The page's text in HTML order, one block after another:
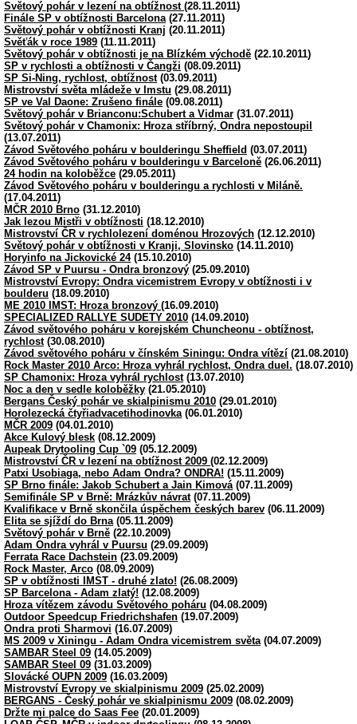
Světový pohár v lezení na obtížnost (28.11.2011)
Finále SP v obtížnosti Barcelona (27.11.2011)
Světový pohár v obtížnosti Kranj (20.11.2011)
Svěťák v roce 1989 (11.11.2011)
Světový pohár v obtížnosti je na Blízkém východě (22.10.2011)
SP v rychlosti a obtížnosti v Čangži (08.09.2011)
SP Si-Ning, rychlost, obtížnost(03.09.2011)
Mistrovství světa mládeže v Imstu (29.08.2011)
SP ve Val Daone: Zrušeno finále (09.08.2011)
Světový pohár v Brianconu:Schubert a Vidmar (31.07.2011)
Světový pohár v Chamonix: Hroza stříbrný, Ondra nepostoupil
(13.07.2011)
Závod Světového poháru v boulderingu Sheffield (03.07.2011)
Závod Světového poháru v boulderingu v Barceloně (26.06.2011)
24 hodin na koloběžce (29.05.2011)
Závod Světového poháru v boulderingu a rychlosti v Miláně.
(17.04.2011)
MČR 2010 Brno (31.12.2010)
Jak lezou Mistři v obtížnosti (18.12.2010)
Mistrovství ČR v rychlolezení doménou Hrozových (12.12.2010)
Světový pohár v obtížnosti v Kranji, Slovinsko (14.11.2010)
Horyinfo na Jickovické 24(15.10.2010)
Závod SP v Puursu - Ondra bronzový (25.09.2010)
Mistrovství Evropy: Ondra vicemistrem Evropy v obtížnosti i v
boulderu (18.09.2010)
ME 2010 IMST: Hroza bronzový (16.09.2010)
SPECIALIZED RALLYE SUDETY 2010 (14.09.2010)
Závod světového poháru v korejském Chuncheonu - obtížnost,
rychlost(30.08.2010)
Závod světového poháru v čínském Siningu: Ondra vítězí (21.08.2010)
Rock Master 2010 Arco: Hroza vyhrál rychlost, Ondra duel. (18.07.2010)
SP Chamonix: Hroza vyhrál rychlost(13.07.2010)
Noc a den v sedle koloběžky (21.05.2010)
Bergans Český pohár ve skialpinismu 2010 (29.01.2010)
Horolezecká čtyřiadvacetihodinovka (06.01.2010)
MČR 2009 (04.01.2010)
Akce Kulový blesk (08.12.2009)
Aupeak Drytooling Cup `09 (05.12.2009)
Mistrovství ČR v lezení na obtížnost 2009 (02.12.2009)
Patxi Usobiaga, nebo Adam Ondra? ONDRA! (15.11.2009)
SP Brno finále: Jakob Schubert a Jain Kimová (07.11.2009)
Semifinále SP v Brně: Mrázkův návrat(07.11.2009)
Kvalifikace v Brně skončila úspěchem českých barev (06.11.2009)
Elita se sjíždí do Brna (05.11.2009)
Světový pohár v Brně (22.10.2009)
Adam Ondra vyhrál v Puursu (29.09.2009)
Ferrata Race Dachstein (23.09.2009)
Rock Master, Arco (08.09.2009)
SP v obtížnosti IMST - druhé zlato! (26.08.2009)
SP Barcelona - Adam zlatý! (12.08.2009)
Hroza vítězem závodu Světového poháru (04.08.2009)
Outdoor Speedcup Friedrichshafen (19.07.2009)
Ondra proti Sharmovi (16.07.2009)
MS 2009 v Xiningu - Adam Ondra vicemistrem světa (04.07.2009)
SAMBAR Steel 09 (14.05.2009)
SAMBAR Steel 09 (31.03.2009)
Slovácké OUPN 2009 (16.03.2009)
Mistrovství Evropy ve skialpinismu 2009 (25.02.2009)
BERGANS - Český pohár ve skialpinismu 2009 (08.02.2009)
Držte mi palce do Saas Fee (20.01.2009)